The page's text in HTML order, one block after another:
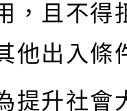
，且不得
他出入條
提升社會